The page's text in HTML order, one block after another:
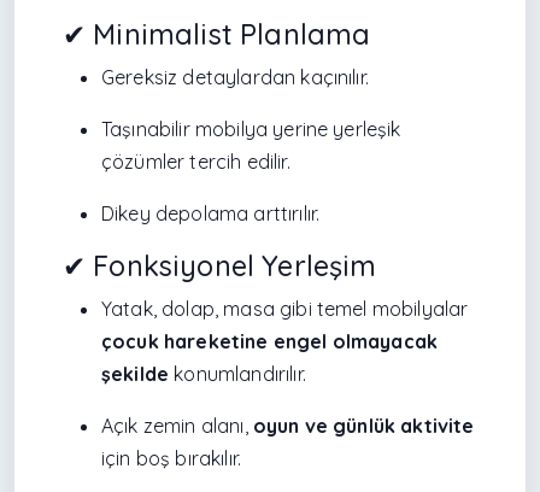
✔ Minimalist Planlama
Gereksiz detaylardan kaçınılır.
Taşınabilir mobilya yerine yerleşik
çözümler tercih edilir.
Dikey depolama arttırılır.
✔ Fonksiyonel Yerleşim
Yatak, dolap, masa gibi temel mobilyalar
çocuk hareketine engel olmayacak
şekilde konumlandırılır.
Açık zemin alanı, oyun ve günlük aktivite
için boş bırakılır.